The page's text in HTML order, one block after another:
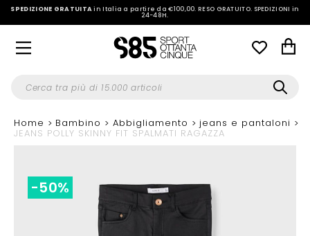
SPEDIZIONE GRATUITAin Italia a partire da €100,00.RESO GRATUITO. SPEDIZIONI in
24-48H.
Home Bambino Abbigliamento jeans e pantaloni
JEANS POLLY SKINNY FIT SPALMATI RAGAZZA
-50%